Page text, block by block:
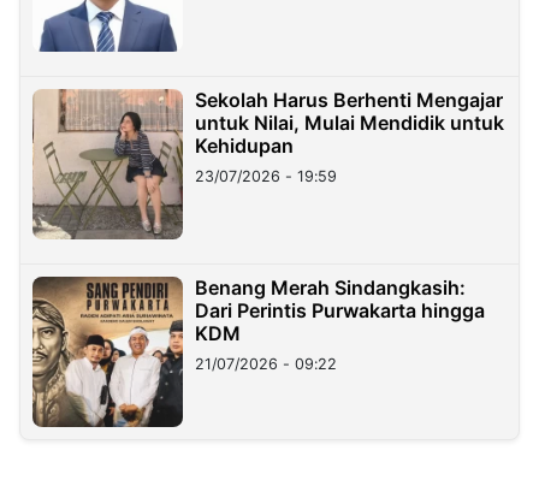
Sekolah Harus Berhenti Mengajar
untuk Nilai, Mulai Mendidik untuk
Kehidupan
23/07/2026 - 19:59
Benang Merah Sindangkasih:
Dari Perintis Purwakarta hingga
KDM
21/07/2026 - 09:22